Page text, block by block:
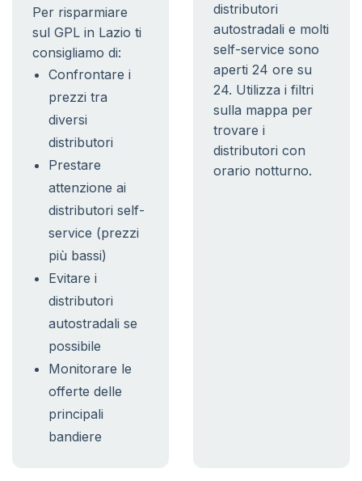
Per risparmiare
sul GPL in Lazio ti
consigliamo di:
Confrontare i
prezzi tra
diversi
distributori
Prestare
attenzione ai
distributori self-
service (prezzi
più bassi)
Evitare i
distributori
autostradali se
possibile
Monitorare le
offerte delle
principali
bandiere
distributori
autostradali e molti
self-service sono
aperti 24 ore su
24. Utilizza i filtri
sulla mappa per
trovare i
distributori con
orario notturno.